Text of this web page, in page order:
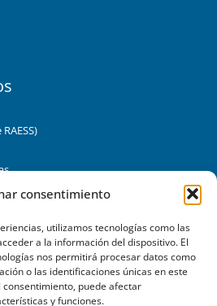
consentimiento
utilizamos tecnologías como las
a la información del dispositivo. El
nos permitirá procesar datos como
o las identificaciones únicas en este
puede afectar
y funciones.